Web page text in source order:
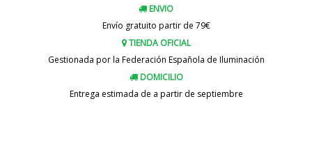
ENVIO
Envío gratuito partir de 79€
TIENDA OFICIAL
Gestionada por la Federación Española de Iluminación
DOMICILIO
Entrega estimada de a partir de septiembre